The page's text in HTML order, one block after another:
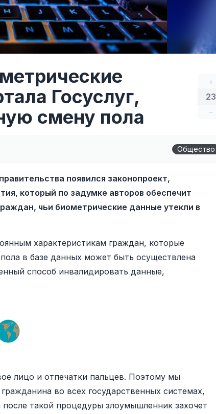
+
23
–
Госуслуг,
смену пола
Общество
появился законопроект,
который по задумке авторов обеспечит
чьи биометрические данные утекли в
характеристикам граждан, которые
в базе данных может быть осуществлена
способ инвалидировать данные,
лицо и отпечатки пальцев. Поэтому мы
во всех государственных системах,
такой процедуры злоумышленник захочет